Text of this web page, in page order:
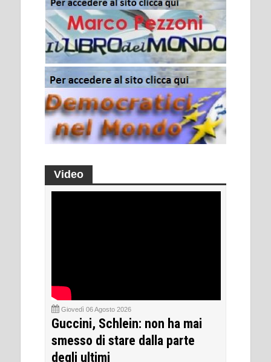
Video
Giovedì 06 Agosto 2026
Guccini, Schlein: non ha mai
smesso di stare dalla parte
degli ultimi